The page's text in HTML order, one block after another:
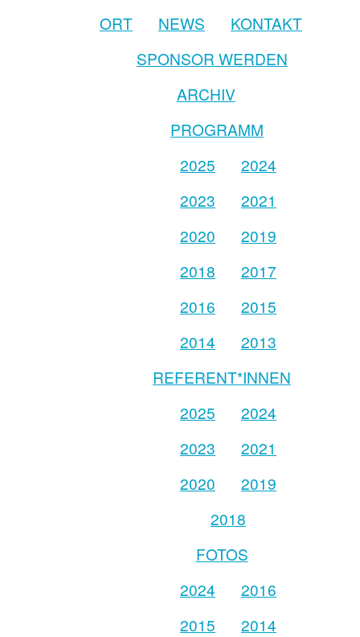
ORT
NEWS
KONTAKT
SPONSOR WERDEN
ARCHIV
PROGRAMM
2025
2024
2023
2021
2020
2019
2018
2017
2016
2015
2014
2013
REFERENT*INNEN
2025
2024
2023
2021
2020
2019
2018
FOTOS
2024
2016
2015
2014